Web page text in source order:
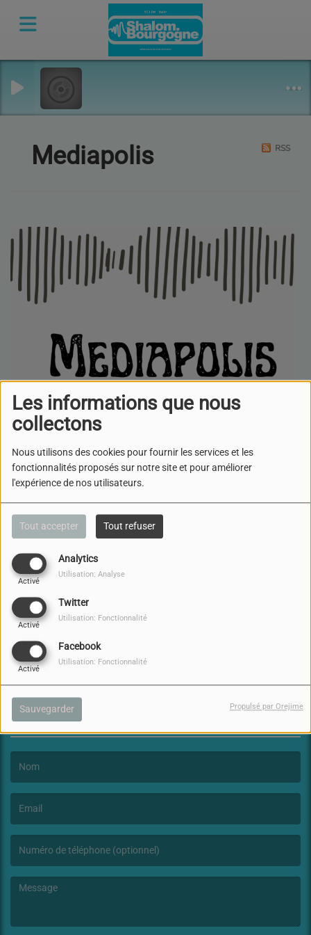
Les informations que nous
collectons
Nous utilisons des cookies pour fournir les services et les
fonctionnalités proposés sur notre site et pour améliorer
l'expérience de nos utilisateurs.
Tout accepter Tout refuser
Analytics
Activé
Utilisation: Analyse
Twitter
Activé
Utilisation: Fonctionnalité
Facebook
Activé
Utilisation: Fonctionnalité
Sauvegarder Propulsé par Orejime
Mediapolis RSS
LIRE LA SUITE
LES INFLUENCEURS ET LA
DÉSINFORMATION : NOUVELLE
MENACE POUR L’INFORMATION
?
NOUS CONTACTER